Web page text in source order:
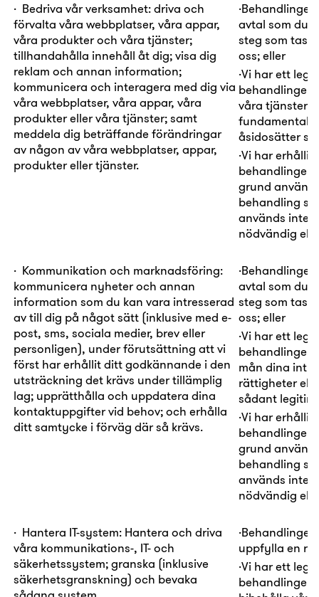
· Bedriva vår verksamhet:driva och
förvalta våra webbplatser, våra appar,
våra produkter och våra tjänster;
tillhandahålla innehåll åt dig; visa dig
reklam och annan information;
kommunicera och interagera med dig via
våra webbplatser, våra appar, våra
produkter eller våra tjänster; samt
meddela dig beträffande förändringar
av någon av våra webbplatser, appar,
produkter eller tjänster.
·
avtal som du
steg som tas
oss; eller
·Vi har ett
våra tjänster
åsidosätter
·Vi har
behandlingen
grund
behandling
används inte
nödvändig
· Kommunikation och marknadsföring:
kommunicera nyheter och annan
information som du kan vara intresserad
av till dig på något sätt (inklusive med e-
post, sms, sociala medier, brev eller
personligen), under förutsättning att vi
först har erhållit ditt godkännande i den
utsträckning det krävs under tillämplig
lag; upprätthålla och uppdatera dina
kontaktuppgifter vid behov; och erhålla
ditt samtycke i förväg där så krävs.
·
avtal som du
steg som tas
oss; eller
·Vi har ett
behandlingen
mån dina
rättigheter
sådant
·Vi har
behandlingen
grund
behandling
används inte
nödvändig
· Hantera IT-system: Hantera och driva
våra kommunikations-, IT- och
säkerhetssystem; granska (inklusive
säkerhetsgranskning) och bevaka
·
uppfylla en
·Vi har ett
behandlingen